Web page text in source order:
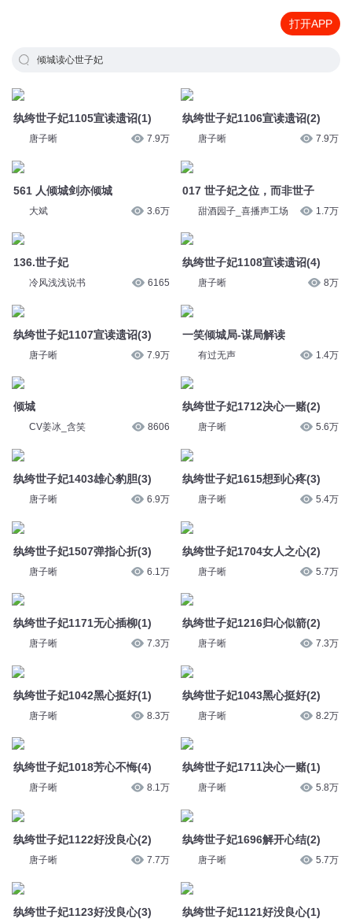
打开APP
倾城读心世子妃
纨绔世子妃1105宣读遗诏(1)
唐子晰 7.9万
561 人倾城剑亦倾城
大斌 3.6万
136.世子妃
冷风浅浅说书 6165
纨绔世子妃1107宣读遗诏(3)
唐子晰 7.9万
倾城
CV姜冰_含笑 8606
纨绔世子妃1403雄心豹胆(3)
唐子晰 6.9万
纨绔世子妃1507弹指心折(3)
唐子晰 6.1万
纨绔世子妃1171无心插柳(1)
唐子晰 7.3万
纨绔世子妃1042黑心挺好(1)
唐子晰 8.3万
纨绔世子妃1018芳心不悔(4)
唐子晰 8.1万
纨绔世子妃1122好没良心(2)
唐子晰 7.7万
纨绔世子妃1123好没良心(3)
纨绔世子妃1106宣读遗诏(2)
唐子晰 7.9万
017 世子妃之位，而非世子
甜酒园子_喜播声工场 1.7万
纨绔世子妃1108宣读遗诏(4)
唐子晰 8万
一笑倾城局-谋局解读
有过无声 1.4万
纨绔世子妃1712决心一赌(2)
唐子晰 5.6万
纨绔世子妃1615想到心疼(3)
唐子晰 5.4万
纨绔世子妃1704女人之心(2)
唐子晰 5.7万
纨绔世子妃1216归心似箭(2)
唐子晰 7.3万
纨绔世子妃1043黑心挺好(2)
唐子晰 8.2万
纨绔世子妃1711决心一赌(1)
唐子晰 5.8万
纨绔世子妃1696解开心结(2)
唐子晰 5.7万
纨绔世子妃1121好没良心(1)